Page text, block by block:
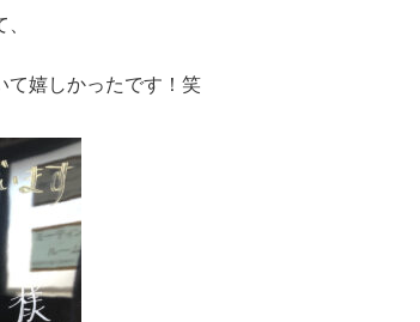
て嬉しかったです！笑